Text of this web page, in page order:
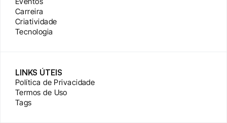
Carreira
Criatividade
Tecnologia
LINKS ÚTEIS
Política de Privacidade
Termos de Uso
Tags